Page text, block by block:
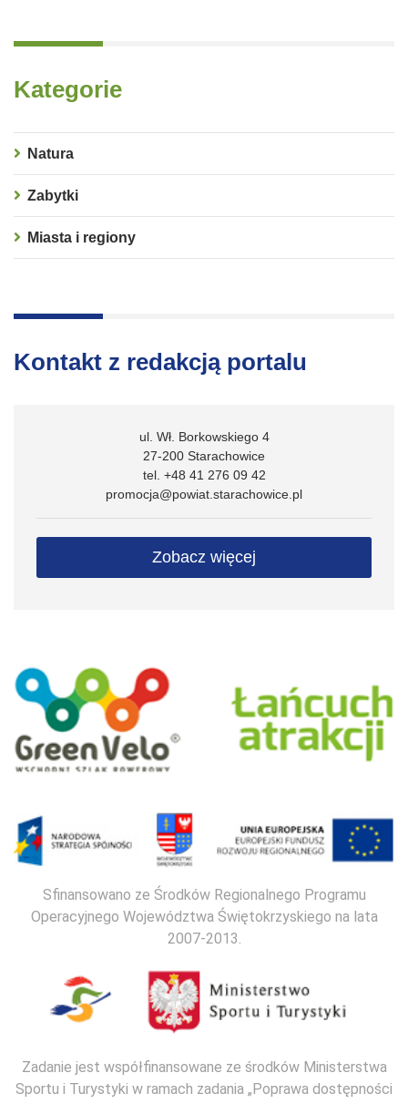
Kategorie
Natura
Zabytki
Miasta i regiony
Kontakt z redakcją portalu
ul. Wł. Borkowskiego 4
27-200 Starachowice
tel. +48 41 276 09 42
promocja@powiat.starachowice.pl
Zobacz więcej
Sfinansowano ze Środków Regionalnego Programu
Operacyjnego Województwa Świętokrzyskiego na lata
2007-2013.
Zadanie jest współfinansowane ze środków Ministerstwa
Sportu i Turystyki w ramach zadania „Poprawa dostępności